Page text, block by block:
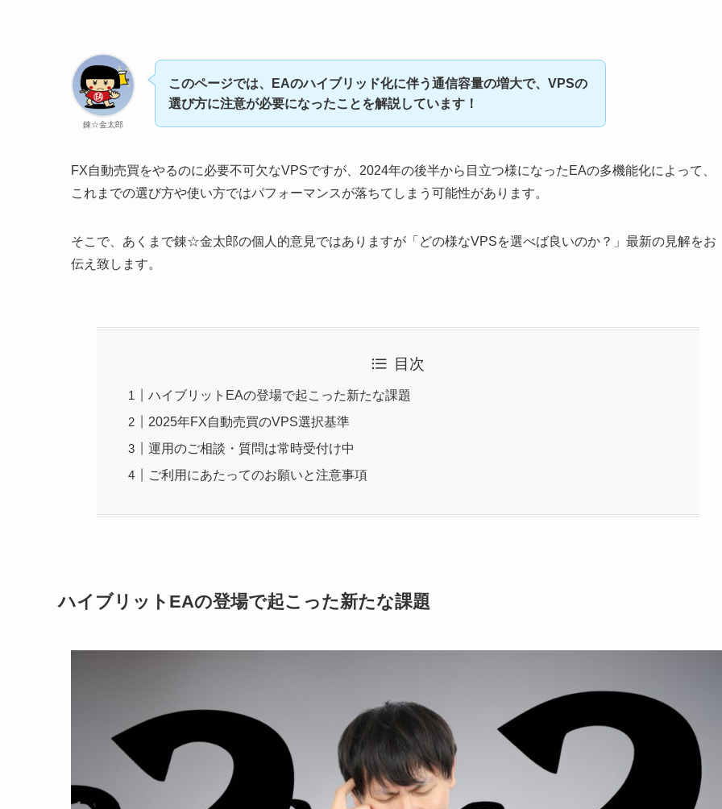
錬☆金太郎
このページでは、EAのハイブリッド化に伴う通信容量の増大で、VPSの
選び方に注意が必要になったことを解説しています！
FX自動売買をやるのに必要不可欠なVPSですが、2024年の後半から目立つ様になったEAの多機能化によって、
これまでの選び方や使い方ではパフォーマンスが落ちてしまう可能性があります。
そこで、あくまで錬☆金太郎の個人的意見ではありますが「どの様なVPSを選べば良いのか？」最新の見解をお
伝え致します。
目次
ハイブリットEAの登場で起こった新たな課題
2025年FX自動売買のVPS選択基準
運用のご相談・質問は常時受付け中
ご利用にあたってのお願いと注意事項
ハイブリットEAの登場で起こった新たな課題